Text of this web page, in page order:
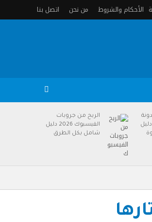
الأحكام والشروط من نحن اتصل بنا
الربح من جروبات
الفيسبوك 2026 دليل
شامل بكل الطرق